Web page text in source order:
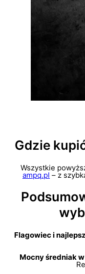
Gdzie
Wszystkie
ampq.pl – z
Flagowiec i
Mocny średniak